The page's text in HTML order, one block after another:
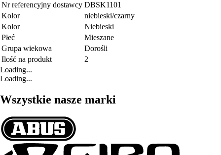
Nr referencyjny dostawcy DBSK1101
Kolor
niebieski/czarny
Kolor
Niebieski
Płeć
Mieszane
Grupa wiekowa
Dorośli
Ilość na produkt
2
Loading...
Loading...
Wszystkie nasze marki